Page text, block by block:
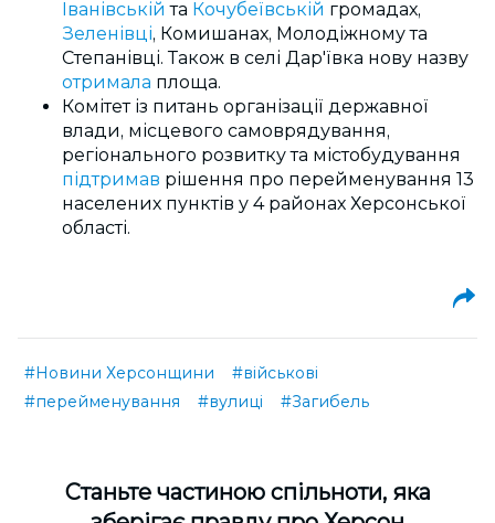
Іванівській та Кочубеївській громадах,
Зеленівці, Комишанах, Молодіжному та
Степанівці. Також в селі Дар'ївка нову назву
отримала площа.
Комітет із питань організації державної
влади, місцевого самоврядування,
регіонального розвитку та містобудування
підтримав рішення про перейменування 13
населених пунктів у 4 районах Херсонської
області.
#Новини Херсонщини
#військові
#перейменування
#вулиці #Загибель
Cтаньте частиною спільноти, яка